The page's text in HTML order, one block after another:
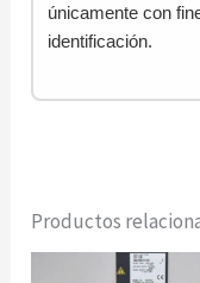
únicamente con
identificación.
Productos